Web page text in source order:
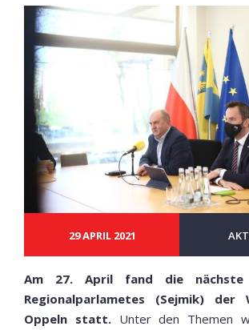
29 APRIL 2021
Am 27. April fand die nächste
Regionalparlametes (Sejmik) der
Oppeln statt.Unter den Themen